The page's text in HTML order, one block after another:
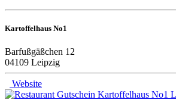
Kartoffelhaus No1
Barfußgäßchen 12
04109 Leipzig
Website